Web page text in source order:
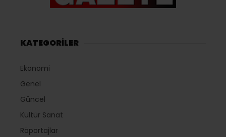
KATEGORİLER
Ekonomi
Genel
Güncel
Kültür Sanat
Röportajlar